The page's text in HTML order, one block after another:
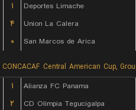
۱
Deportes Limache
۴
Union La Calera
۰ San Marcos de Arica
CONCACAF Central American Cup,
۱
Alianza FC Panama
۲ CD Olimpia Tegucigalpa